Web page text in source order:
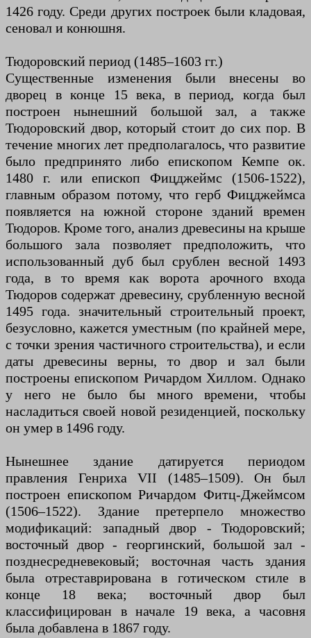
1426 году. Среди других построек были кладовая,
сеновал и конюшня.
Тюдоровский период (1485–1603 гг.)
Существенные изменения были внесены во
дворец в конце 15 века, в период, когда был
построен нынешний большой зал, а также
Тюдоровский двор, который стоит до сих пор. В
течение многих лет предполагалось, что развитие
было предпринято либо епископом Кемпе ок.
1480 г. или епископ Фицджеймс (1506-1522),
главным образом потому, что герб Фицджеймса
появляется на южной стороне зданий времен
Тюдоров. Кроме того, анализ древесины на крыше
большого зала позволяет предположить, что
использованный дуб был срублен весной 1493
года, в то время как ворота арочного входа
Тюдоров содержат древесину, срубленную весной
1495 года. значительный строительный проект,
безусловно, кажется уместным (по крайней мере,
с точки зрения частичного строительства), и если
даты древесины верны, то двор и зал были
построены епископом Ричардом Хиллом. Однако
у него не было бы много времени, чтобы
насладиться своей новой резиденцией, поскольку
он умер в 1496 году.
Нынешнее здание датируется периодом
правления Генриха VII (1485–1509). Он был
построен епископом Ричардом Фитц-Джеймсом
(1506–1522). Здание претерпело множество
модификаций: западный двор - Тюдоровский;
восточный двор - георгинский, большой зал -
позднесредневековый; восточная часть здания
была отреставрирована в готическом стиле в
конце 18 века; восточный двор был
классифицирован в начале 19 века, а часовня
была добавлена ​​в 1867 году.